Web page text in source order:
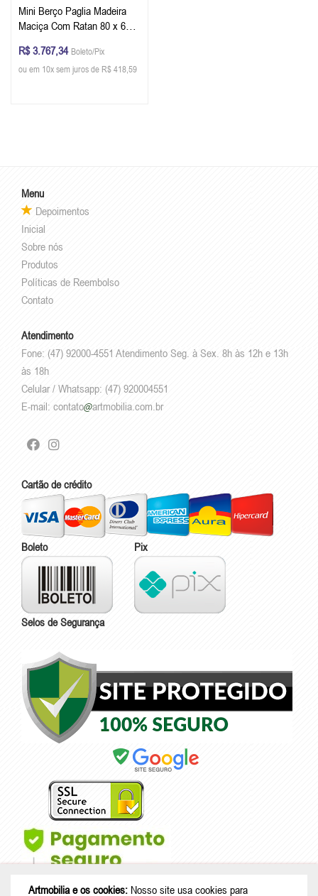
Mini Berço Paglia Madeira
Maciça Com Ratan 80 x 62 x
Carvalho Malva + Colchão
R$ 3.767,34 Boleto/Pix
ou em 10x sem juros de R$ 418,59
Menu
Depoimentos
Inicial
Sobre nós
Produtos
Políticas de Reembolso
Contato
Atendimento
Fone: (47) 92000-4551 Atendimento Seg. à Sex. 8h às 12h e 13h
às 18h
Celular / Whatsapp: (47) 920004551
E-mail: contato artmobilia.com.br
Cartão de crédito
Boleto Pix
Selos de Segurança
Artmobilia e os cookies: Nosso site usa cookies para